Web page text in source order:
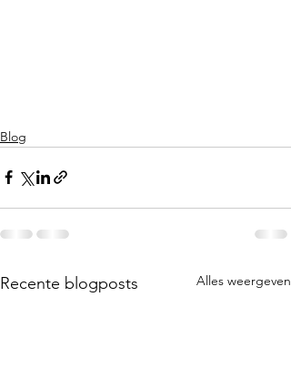
Blog
Recente blogposts Alles weergeven